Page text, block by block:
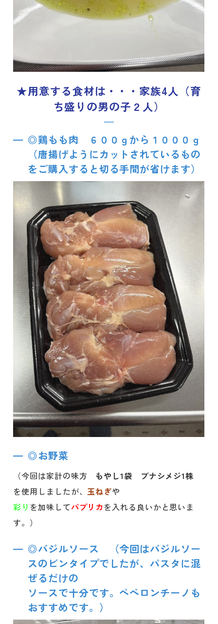
★用意する食材は・・・家族4人（育
ち盛りの男の子２人）
◎鶏もも肉 ６００ｇから１０００ｇ
（唐揚げようにカットされているもの
をご購入すると切る手間が省けます）
◎お野菜
（今回は家計の味方 もやし1袋
ブナシメジ1株
を使用しましたが、 玉ねぎや
彩り を加味してパプリカ を入れる良いかと思いま
す。）
◎バジルソース （今回はバジルソー
スのビンタイプでしたが、パスタに混
ぜるだけの
ソースで十分です。ペペロンチーノも
おすすめです。）